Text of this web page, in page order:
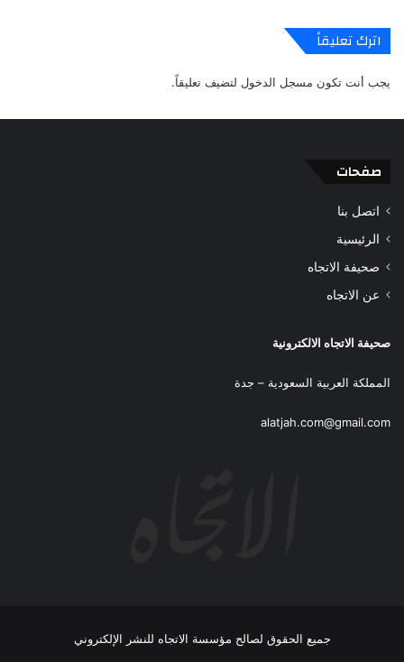
اترك تعليقاً
يجب أنت تكون مسجل الدخول لتضيف تعليقاً.
صفحات
اتصل بنا
الرئيسية
صحيفة الاتجاه
عن الاتجاه
صحيفة الاتجاه الالكترونية
المملكة العربية السعودية – جدة
alatjah.com@gmail.com
جميع الحقوق لصالح مؤسسة الاتجاه للنشر الإلكتروني